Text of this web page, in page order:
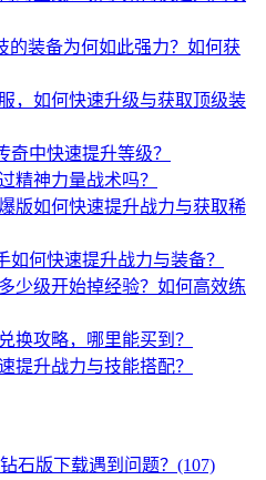
的装备为何如此强力？如何获
，如何快速升级与获取顶级装
奇中快速提升等级？
精神力量战术吗？
版如何快速提升战力与获取稀
如何快速提升战力与装备？
少级开始掉经验？如何高效练
换攻略，哪里能买到？
提升战力与技能搭配？
石版下载遇到问题？(107)